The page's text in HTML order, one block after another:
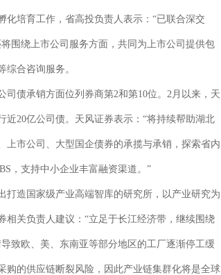
培育工作，省高投负责人表示：“已联合深交
围绕上市公司服务方面，共同为上市公司提供包
合咨询服务。
债承销方面位列券商第2和第10位。2月以来，天
20亿公司债。天风证券表示：“将持续帮助湖北
市公司、大型国企债券的承揽与承销，探索省内
，支持中小企业丰富融资渠道。”
打造国家级产业高端智库的研究所，以产业研究为
关负责人建议：“立足于长江经济带，继续围绕
致欧、美、东南亚等部分地区的工厂逐渐停工缓
购的供应链断裂风险，因此产业链集群化将是全球